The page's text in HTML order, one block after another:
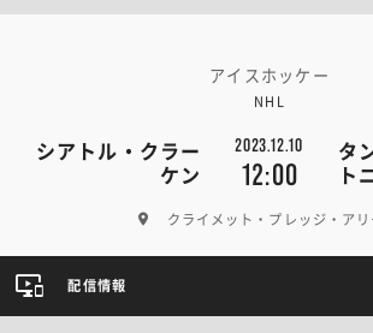
アイスホッケー
NHL
シアトル・クラー
ケン
2023.12.10
12:00
タ
ト
クライメット・プレッジ・ア
配信情報